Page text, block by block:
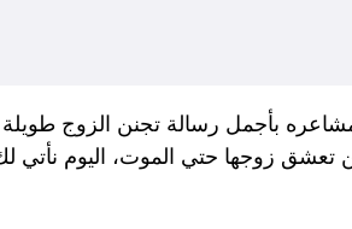
بأجمل رسالة تجنن الزوج طويلة
زوجها حتي الموت، اليوم نأتي لك